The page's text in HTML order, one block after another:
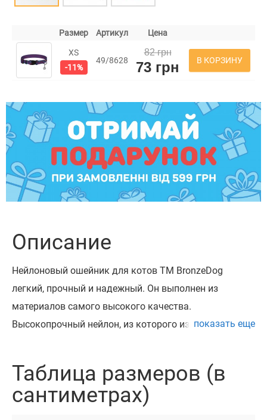
Размер Артикул Цена
XS
-11%
49/8628
82 грн
73 грн В КОРЗИНУ
Описание
Нейлоновый ошейник для котов ТМ BronzeDog
легкий, прочный и надежный. Он выполнен из
материалов самого высокого качества.
Высокопрочный нейлон, из которого изготовлен
пряжкой, которая раскрывается при натяжении и
резинкой, что обеспечивает безопастность
показать еще
Таблица размеров (в
сантиметрах)